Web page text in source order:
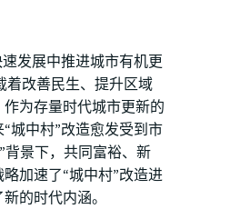
发展中推进城市有机更
着改善民生、提升区域
为存量时代城市更新的
城中村”改造愈发受到市
背景下，共同富裕、新
加速了“城中村”改造进
的时代内涵。